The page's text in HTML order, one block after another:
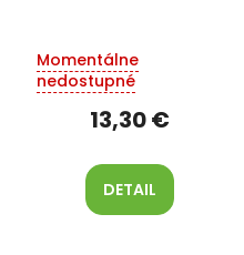
Momentálne
nedostupné
13,30 €
DETAIL